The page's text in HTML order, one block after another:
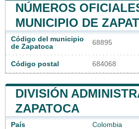
NÚMEROS
MUNICIPIO DE
Código del municipio
de Zapatoca
68895
Código postal 684068
DIVISIÓN
ZAPATOCA
País Colombia